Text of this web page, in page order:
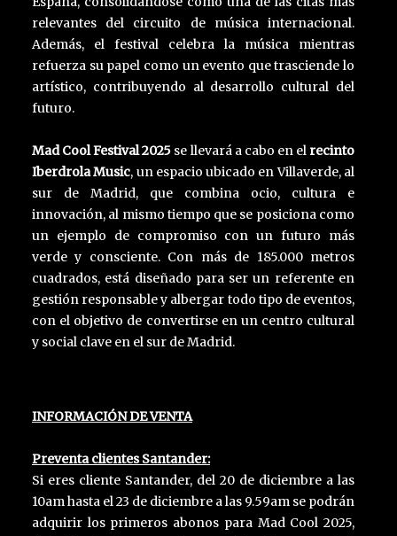
relevantes del circuito de música internacional.
Además, el festival celebra la música mientras
refuerza su papel como un evento que trasciende lo
artístico, contribuyendo al desarrollo cultural del
futuro.
Mad Cool Festival 2025 se llevará a cabo en el recinto
Iberdrola Music, un espacio ubicado en Villaverde, al
sur de Madrid, que combina ocio, cultura e
innovación, al mismo tiempo que se posiciona como
un ejemplo de compromiso con un futuro más
verde y consciente. Con más de 185.000 metros
cuadrados, está diseñado para ser un referente en
gestión responsable y albergar todo tipo de eventos,
con el objetivo de convertirse en un centro cultural
y social clave en el sur de Madrid.
INFORMACIÓN DE VENTA
Preventa clientes Santander:
Si eres cliente Santander, del 20 de diciembre a las
10am hasta el 23 de diciembre a las 9.59am se podrán
adquirir los primeros abonos para Mad Cool 2025,